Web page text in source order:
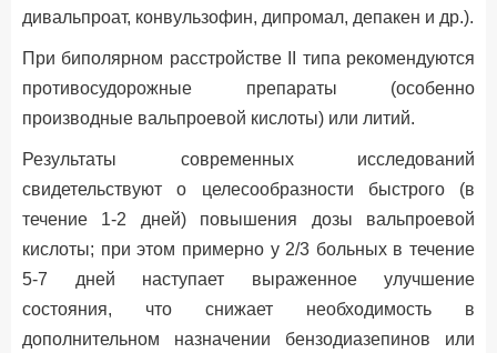
дивальпроат, конвульзофин, дипромал, депакен и др.).
При биполярном расстройстве II типа рекомендуются
противосудорожные препараты (особенно
производные вальпроевой кислоты) или литий.
Результаты современных исследований
свидетельствуют о целесообразности быстрого (в
течение 1-2 дней) повышения дозы вальпроевой
кислоты; при этом примерно у 2/3 больных в течение
5-7 дней наступает выраженное улучшение
состояния, что снижает необходимость в
дополнительном назначении бензодиазепинов или